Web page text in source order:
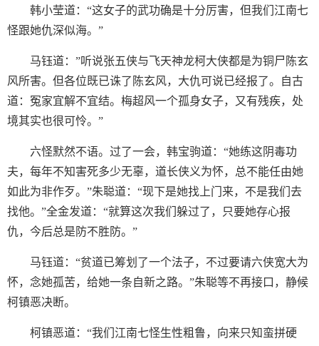
韩小莹道：“这女子的武功确是十分厉害，但我们江南七
怪跟她仇深似海。”
马钰道：”听说张五侠与飞天神龙柯大侠都是为铜尸陈玄
风所害。但各位既已诛了陈玄风，大仇可说已经报了。自古
道：冤家宜解不宜结。梅超风一个孤身女子，又有残疾，处
境其实也很可怜。”
六怪默然不语。过了一会，韩宝驹道：“她练这阴毒功
夫，每年不知害死多少无辜，道长侠义为怀，总不能任由她
如此为非作歹。”朱聪道：“现下是她找上门来，不是我们去
找他。”全金发道：“就算这次我们躲过了，只要她存心报
仇，今后总是防不胜防。”
马钰道：“贫道已筹划了一个法子，不过要请六侠宽大为
怀，念她孤苦，给她一条自新之路。”朱聪等不再接口，静候
柯镇恶决断。
柯镇恶道：“我们江南七怪生性粗鲁，向来只知蛮拼硬